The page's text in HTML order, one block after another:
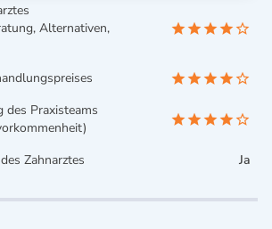
Alternativen,
des Praxisteams
Zahnarztes
Ja